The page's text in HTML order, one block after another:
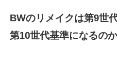
BWのリメイクは第9世
第10世代基準になるの